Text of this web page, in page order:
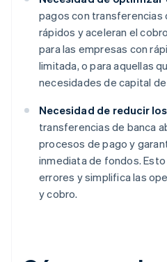
pagos con transferencias
rápidos y aceleran el
para las empresas con
limitada, o para aquellas
necesidades de capital
Necesidad de reducir
transferencias de banca
procesos de pago y
inmediata de fondos.
errores y simplifica las
y cobro.